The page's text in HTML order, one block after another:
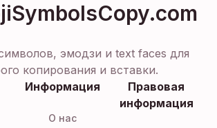
эмодзи и text faces для
копирования и вставки.
Информация
О нас
Правовая
информация